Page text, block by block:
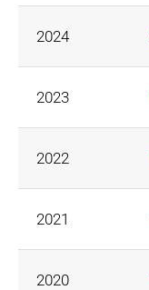
2024
2023
2022
2021
2020